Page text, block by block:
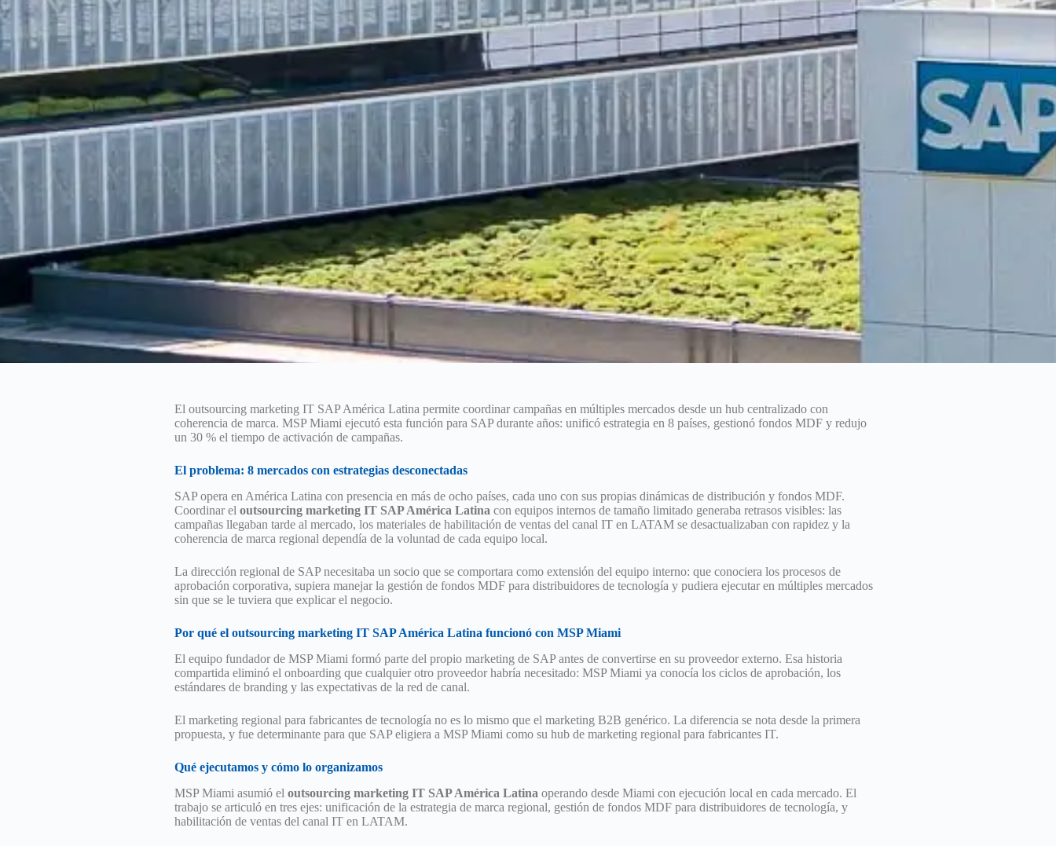
El outsourcing marketing IT SAP América Latina permite coordinar campañas en múltiples mercados desde un hub centralizado con
coherencia de marca. MSP Miami ejecutó esta función para SAP durante años: unificó estrategia en 8 países, gestionó fondos MDF y redujo
un 30 % el tiempo de activación de campañas.
El problema: 8 mercados con estrategias desconectadas
SAP opera en América Latina con presencia en más de ocho países, cada uno con sus propias dinámicas de distribución y fondos MDF.
Coordinar el outsourcing marketing IT SAP América Latina con equipos internos de tamaño limitado generaba retrasos visibles: las
campañas llegaban tarde al mercado, los materiales de habilitación de ventas del canal IT en LATAM se desactualizaban con rapidez y la
coherencia de marca regional dependía de la voluntad de cada equipo local.
La dirección regional de SAP necesitaba un socio que se comportara como extensión del equipo interno: que conociera los procesos de
aprobación corporativa, supiera manejar la gestión de fondos MDF para distribuidores de tecnología y pudiera ejecutar en múltiples mercados
sin que se le tuviera que explicar el negocio.
Por qué el outsourcing marketing IT SAP América Latina funcionó con MSP Miami
El equipo fundador de MSP Miami formó parte del propio marketing de SAP antes de convertirse en su proveedor externo. Esa historia
compartida eliminó el onboarding que cualquier otro proveedor habría necesitado: MSP Miami ya conocía los ciclos de aprobación, los
estándares de branding y las expectativas de la red de canal.
El marketing regional para fabricantes de tecnología no es lo mismo que el marketing B2B genérico. La diferencia se nota desde la primera
propuesta, y fue determinante para que SAP eligiera a MSP Miami como su hub de marketing regional para fabricantes IT.
Qué ejecutamos y cómo lo organizamos
MSP Miami asumió el outsourcing marketing IT SAP América Latina operando desde Miami con ejecución local en cada mercado. El
trabajo se articuló en tres ejes: unificación de la estrategia de marca regional, gestión de fondos MDF para distribuidores de tecnología, y
habilitación de ventas del canal IT en LATAM.